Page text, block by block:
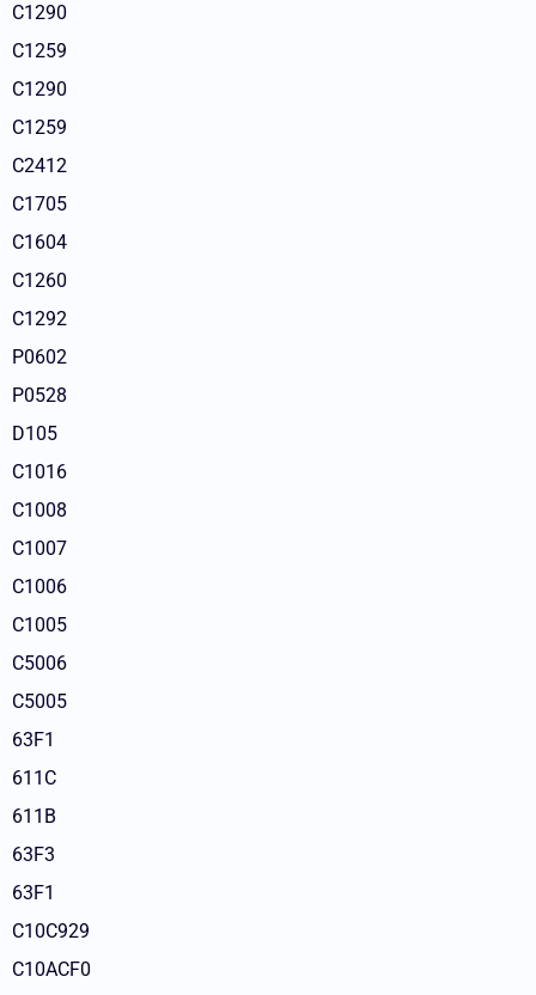
C1290
C1259
C1290
C1259
C2412
C1705
C1604
C1260
C1292
P0602
P0528
D105
C1016
C1008
C1007
C1006
C1005
C5006
C5005
63F1
611C
611B
63F3
63F1
C10C929
C10ACF0